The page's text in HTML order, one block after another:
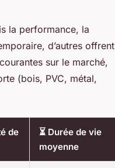
la performance, la
d’autres offrent
sur le marché,
(bois, PVC, métal,
de
⏳ Durée de vie
moyenne